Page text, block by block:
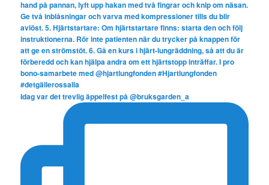
Idag var det trevlig äppelfest på @bruksgarden_a